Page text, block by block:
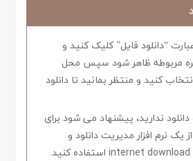
“دانلود فایل” کلیک کنید و
مربوطه ظاهر شود سپس محل
کنید و منتظر بمانید تا دانلود
دانلود ندارید، پیشنهاد می شود برای
یک نرم افزار مدیریت دانلود و